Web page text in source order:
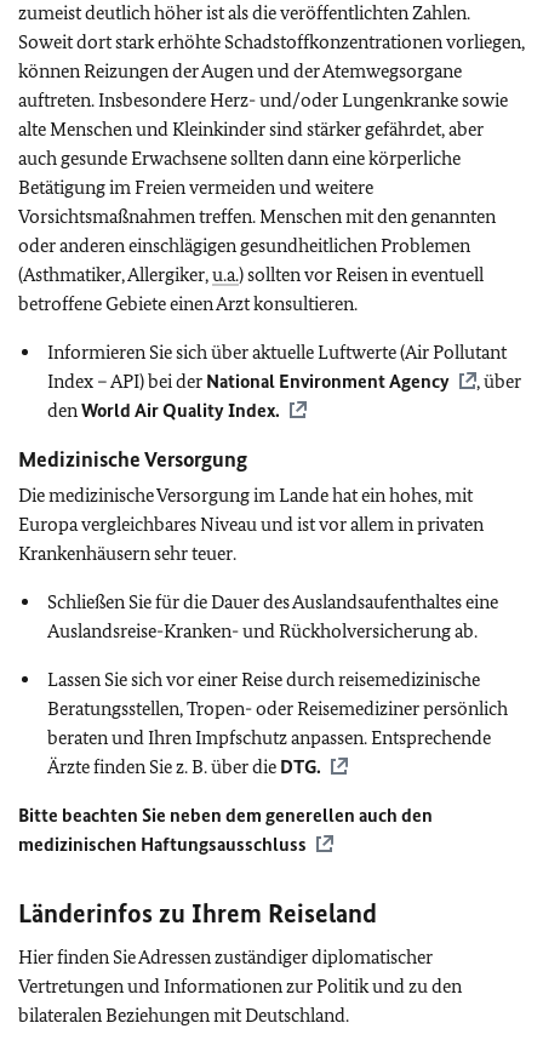
zumeist deutlich höher ist als die veröffentlichten Zahlen.
Soweit dort stark erhöhte Schadstoffkonzentrationen vorliegen,
können Reizungen der Augen und der Atemwegsorgane
auftreten. Insbesondere Herz- und/oder Lungenkranke sowie
alte Menschen und Kleinkinder sind stärker gefährdet, aber
auch gesunde Erwachsene sollten dann eine körperliche
Betätigung im Freien vermeiden und weitere
Vorsichtsmaßnahmen treffen. Menschen mit den genannten
oder anderen einschlägigen gesundheitlichen Problemen
(Asthmatiker, Allergiker,u.a.) sollten vor Reisen in eventuell
betroffene Gebiete einen Arzt konsultieren.
Informieren Sie sich über aktuelle Luftwerte (Air Pollutant
Index – API) bei der National Environment Agency
, über
denWorld Air Quality Index.
Medizinische Versorgung
Die medizinische Versorgung im Lande hat ein hohes, mit
Europa vergleichbares Niveau und ist vor allem in privaten
Krankenhäusern sehr teuer.
Schließen Sie für die Dauer des Auslandsaufenthaltes eine
Auslandsreise-Kranken- und Rückholversicherung ab.
Lassen Sie sich vor einer Reise durch reisemedizinische
Beratungsstellen, Tropen- oder Reisemediziner persönlich
beraten und Ihren Impfschutz anpassen. Entsprechende
Ärzte finden Sie z. B. über die DTG.
Bitte beachten Sie neben dem generellen auch den
medizinischen Haftungsausschluss
Länderinfos zu Ihrem Reiseland
Hier finden Sie Adressen zuständiger diplomatischer
Vertretungen und Informationen zur Politik und zu den
bilateralen Beziehungen mit Deutschland.